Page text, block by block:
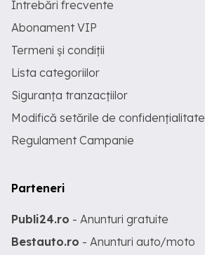
Întrebări frecvente
Abonament VIP
Termeni și condiții
Lista categoriilor
Siguranța tranzacțiilor
Modifică setările de confidențialitate
Regulament Campanie
Parteneri
Publi24.ro - Anunturi gratuite
Bestauto.ro - Anunturi auto/moto